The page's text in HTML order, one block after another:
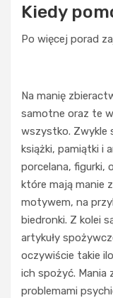
Kiedy
Po więcej porad
Na manię
samotne oraz te
wszystko. Zwykle
książki, pamiątki i
porcelana, figurki,
które mają manie
motywem, na
biedronki. Z kolei
artykuły
oczywiście takie
ich spożyć. Mania
problemami
UBRANIA
D
t
a